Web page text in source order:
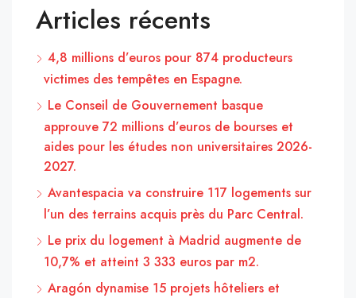
Articles récents
4,8 millions d’euros pour 874 producteurs
victimes des tempêtes en Espagne.
Le Conseil de Gouvernement basque
approuve 72 millions d’euros de bourses et
aides pour les études non universitaires 2026-
2027.
Avantespacia va construire 117 logements sur
l’un des terrains acquis près du Parc Central.
Le prix du logement à Madrid augmente de
10,7% et atteint 3 333 euros par m2.
Aragón dynamise 15 projets hôteliers et